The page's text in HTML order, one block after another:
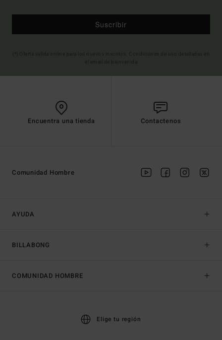
Suscribir
Encuentra una tienda Contactenos
AYUDA
BILLABONG
Comunidad Hombre
COMUNIDAD HOMBRE
Elige tu región